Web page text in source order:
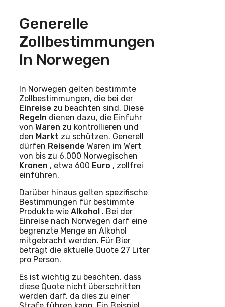
Generelle
Zollbestimmungen
In Norwegen
In Norwegen gelten bestimmte
Zollbestimmungen, die bei der
Einreise zu beachten sind. Diese
Regeln dienen dazu, die Einfuhr
von Waren zu kontrollieren und
den Markt zu schützen. Generell
dürfen Reisende Waren im Wert
von bis zu 6.000 Norwegischen
Kronen , etwa 600 Euro , zollfrei
einführen.
Darüber hinaus gelten spezifische
Bestimmungen für bestimmte
Produkte wie Alkohol . Bei der
Einreise nach Norwegen darf eine
begrenzte Menge an Alkohol
mitgebracht werden. Für Bier
beträgt die aktuelle Quote 27 Liter
pro Person.
Es ist wichtig zu beachten, dass
diese Quote nicht überschritten
werden darf, da dies zu einer